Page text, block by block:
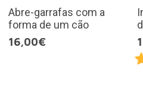
Abre-garrafas com a
forma de um cão
16,00€